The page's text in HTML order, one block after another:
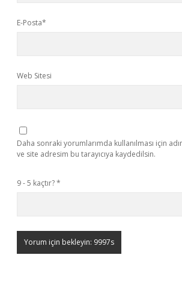
E-Posta*
Web Sitesi
Daha sonraki yorumlarımda kullanılması için
ve site adresim bu tarayıcıya kaydedilsin.
9 - 5 kaçtır?*